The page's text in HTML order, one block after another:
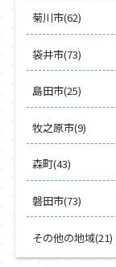
菊川市(62)
袋井市(73)
島田市(25)
牧之原市(9)
森町(43)
磐田市(73)
その他の地域(21)